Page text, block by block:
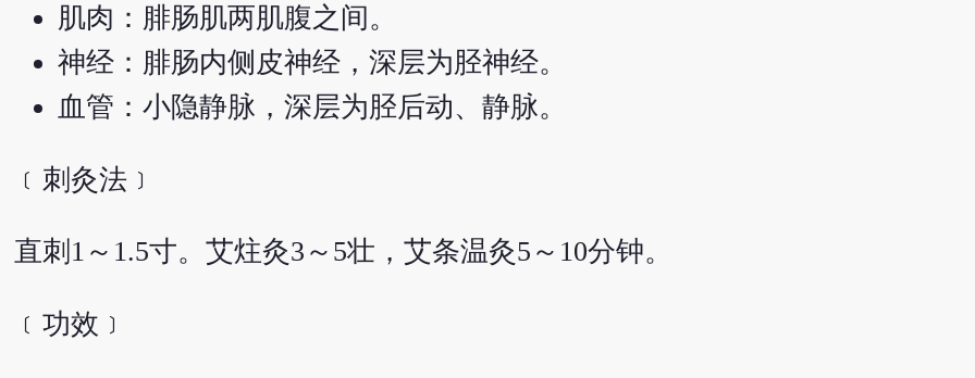
肌肉：腓肠肌两肌腹之间。
神经：腓肠内侧皮神经，深层为胫神经。
血管：小隐静脉，深层为胫后动、静脉。
﹝刺灸法﹞
直刺1～1.5寸。艾炷灸3～5壮，艾条温灸5～10分钟。
﹝功效﹞